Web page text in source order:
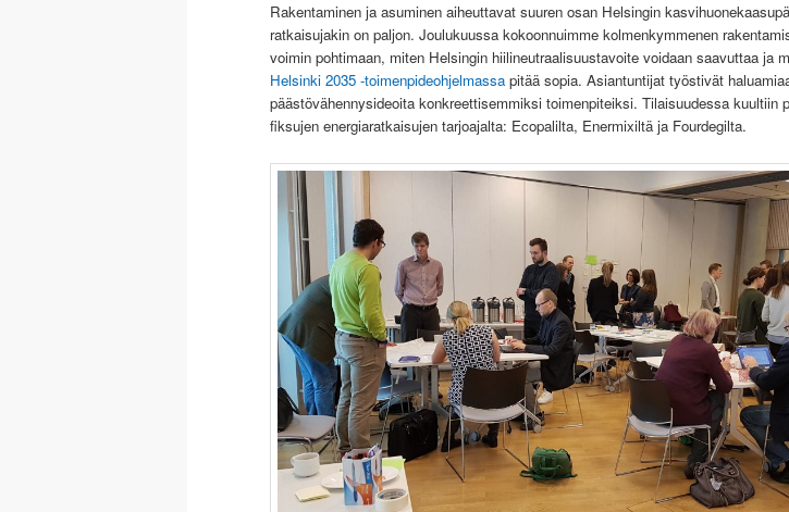
Rakentaminen ja asuminen aiheuttavat suuren osan Helsingin
ratkaisujakin on paljon. Joulukuussa kokoonnuimme kolmenkymmenen
voimin pohtimaan, miten Helsingin hiilineutraalisuustavoite voidaan saavuttaa ja
Helsinki 2035 -toimenpideohjelmassapitää sopia. Asiantuntijat työstivät
päästövähennysideoita konkreettisemmiksi toimenpiteiksi. Tilaisuudessa kuultiin
fiksujen energiaratkaisujen tarjoajalta: Ecopalilta, Enermixiltä ja Fourdegilta.